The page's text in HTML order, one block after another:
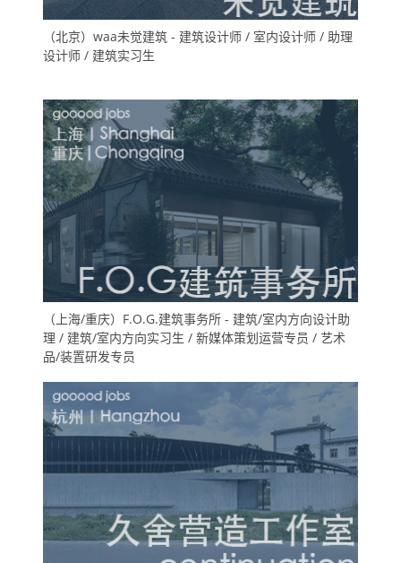
（北京）waa未觉建筑 - 建筑设计师 / 室内设计师 / 助理
设计师 / 建筑实习生
（上海/重庆）F.O.G.建筑事务所 - 建筑/室内方向设计助
理 / 建筑/室内方向实习生 / 新媒体策划运营专员 / 艺术
品/装置研发专员